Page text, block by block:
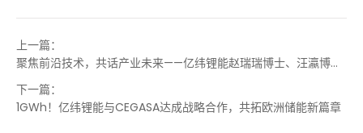
上一篇：
聚焦前沿技术，共话产业未来——亿纬锂能赵瑞瑞博士、汪瀛博士
和苑丁丁博士受邀出席全国电化学大会
下一篇：
1GWh！亿纬锂能与CEGASA达成战略合作，共拓欧洲储能新篇章